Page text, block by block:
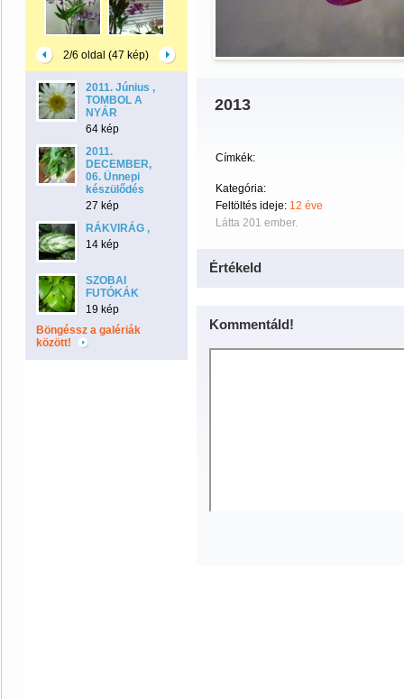
2/6 oldal (47 kép)
2011. Június ,
TOMBOL A
NYÁR
64 kép
2011.
DECEMBER,
06. Ünnepi
készülődés
27 kép
RÁKVIRÁG ,
14 kép
SZOBAI
FUTÓKÁK
19 kép
Böngéssz a galériák
között!
2013
Címkék:
Kategória:
Feltöltés ideje: 12 éve
Látta 201 ember.
Értékeld
Kommentáld!